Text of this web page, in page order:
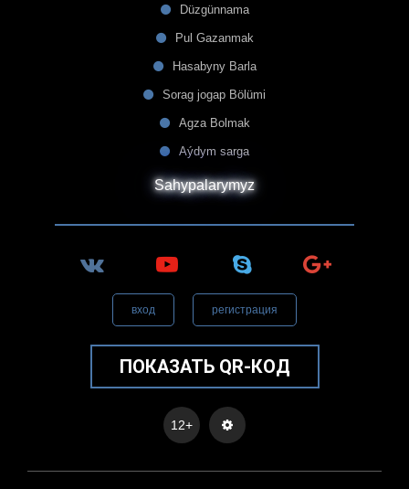
Düzgünnama
Pul Gazanmak
Hasabyny Barla
Sorag jogap Bölümi
Agza Bolmak
Aýdym sarga
Sahypalarymyz
вход регистрация
ПОКАЗАТЬ QR-КОД
12+